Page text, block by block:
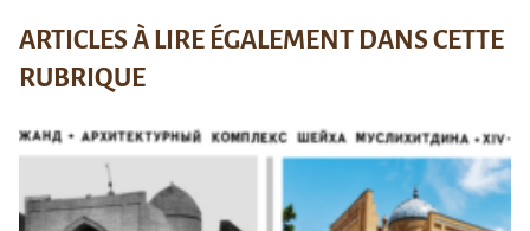
ARTICLES À LIRE ÉGALEMENT DANS CETTE
RUBRIQUE